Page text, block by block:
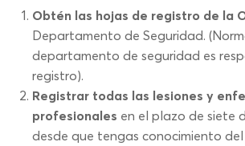
Obtén las hojas de registro de la
Departamento de Seguridad.
departamento de seguridad es
registro).
Registrar todas las lesiones y
profesionales en el plazo de siete
desde que tengas conocimiento del